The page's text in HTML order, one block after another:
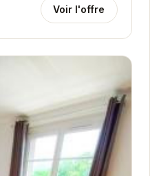
Voir l'offre